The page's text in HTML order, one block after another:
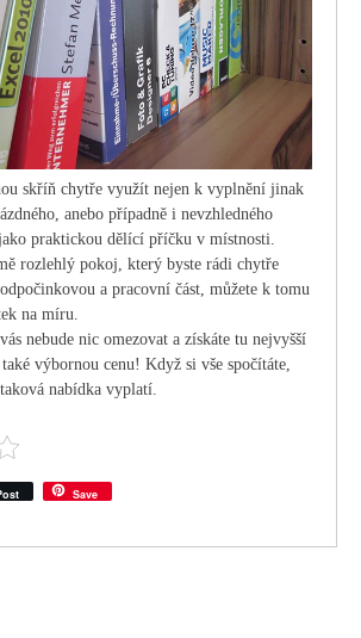
skříň chytře využít nejen k vyplnění jinak
anebo případně i nevzhledného
praktickou dělící příčku v místnosti.
rozlehlý pokoj, který byste rádi chytře
a pracovní část, můžete k tomu
na míru.
nebude nic omezovat a získáte tu nejvyšší
výbornou cenu! Když si vše spočítáte,
nabídka vyplatí.
Save